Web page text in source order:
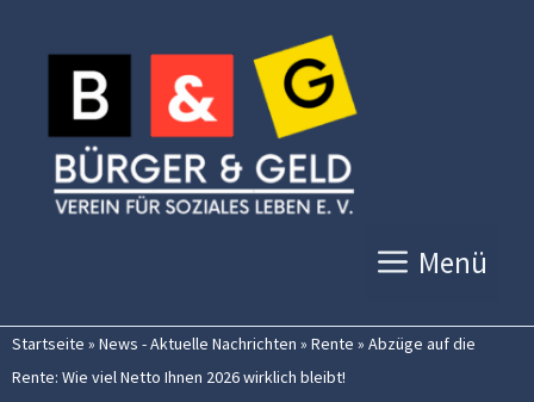
Inhalt
springen
Menü
Startseite » News - Aktuelle Nachrichten » Rente » Abzüge auf die
Rente: Wie viel Netto Ihnen 2026 wirklich bleibt!